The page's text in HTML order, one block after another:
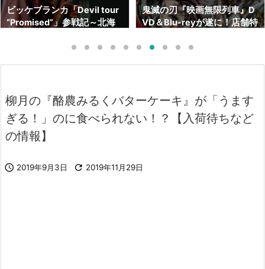
鬼滅の刃『映画無限列車』D
VD＆Blu-reyが遂に！店舗特
でも予約出来ます】
鬼滅の刃画集『幾星霜』が素
晴らしい！！ネタバレも！！
も売ってます】
柳月の『酪農みるくバターケーキ』が「うます
ぎる！」のに食べられない！？【入荷待ちなど
の情報】
 2019年9月3日  2019年11月29日